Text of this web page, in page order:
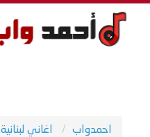
احمدواب اغاني لبنانية